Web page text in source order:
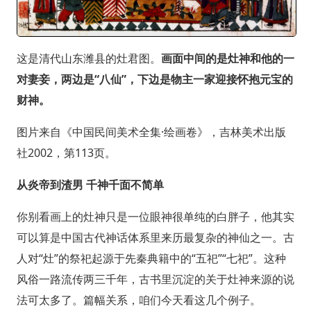
这是清代山东潍县的灶君图。 画面中间的是灶神和他的一
对妻妾，两边是“八仙”，下边是物主一家迎接怀抱元宝的
财神。
图片来自《中国民间美术全集·绘画卷》，吉林美术出版
社2002，第113页。
从炎帝到渣男 千神千面不简单
你别看画上的灶神只是一位眼神很单纯的白胖子，他其实
可以算是中国古代神话体系里来历最复杂的神仙之一。古
人对“灶”的祭祀起源于先秦典籍中的“五祀”“七祀”。这种
风俗一路流传两三千年，古书里沉淀的关于灶神来源的说
法可太多了。篇幅关系，咱们今天看这几个例子。